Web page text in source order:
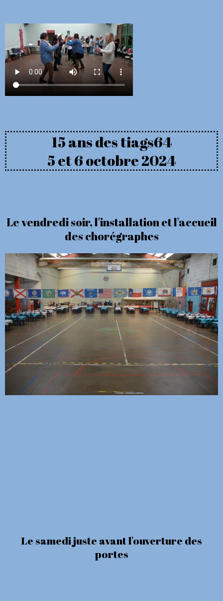
15 ans des tiags64
5 et 6 octobre 2024
Le vendredi soir, l'installation et l'accueil
des chorégraphes
Le samedi juste avant l'ouverture des
portes